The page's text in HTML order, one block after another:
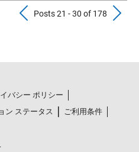
Previous
Posts 21 - 30 of 178
バシー ポリシー
ン ステータス
ご利用条件